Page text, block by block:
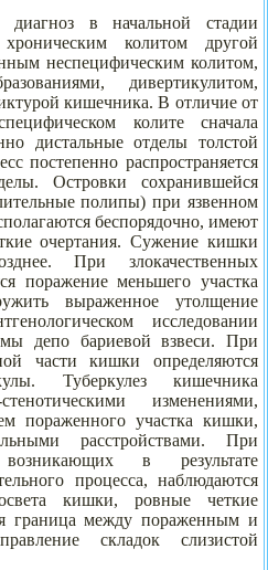
в начальной стадии
колитом другой
неспецифическим колитом,
дивертикулитом,
кишечника. В отличие от
колите сначала
дистальные отделы толстой
постепенно распространяется
Островки сохранившейся
полипы) при язвенном
беспорядочно, имеют
очертания. Сужение кишки
При злокачественных
поражение меньшего участка
выраженное утолщение
исследовании
депо бариевой взвеси. При
части кишки определяются
Туберкулез кишечника
изменениями,
пораженного участка кишки,
расстройствами. При
в результате
процесса, наблюдаются
кишки, ровные четкие
граница между пораженным и
складок слизистой